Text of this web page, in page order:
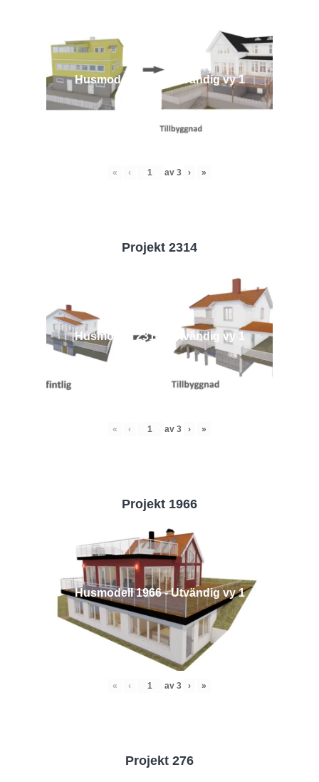
Husmodell 1970 - Utvändig vy 1
« ‹ av 3 › »
Projekt 2314
Husmodell 2314 - Utvändig vy 1
« ‹ av 3 › »
Projekt 1966
Husmodell 1966 - Utvändig vy 1
« ‹ av 3 › »
Projekt 276